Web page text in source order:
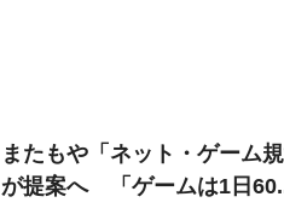
またもや「ネット・ゲーム
が提案へ 「ゲームは1日